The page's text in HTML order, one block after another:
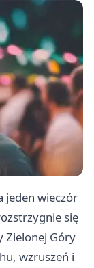
jeden wieczór
się
Zielonej Góry
wzruszeń i